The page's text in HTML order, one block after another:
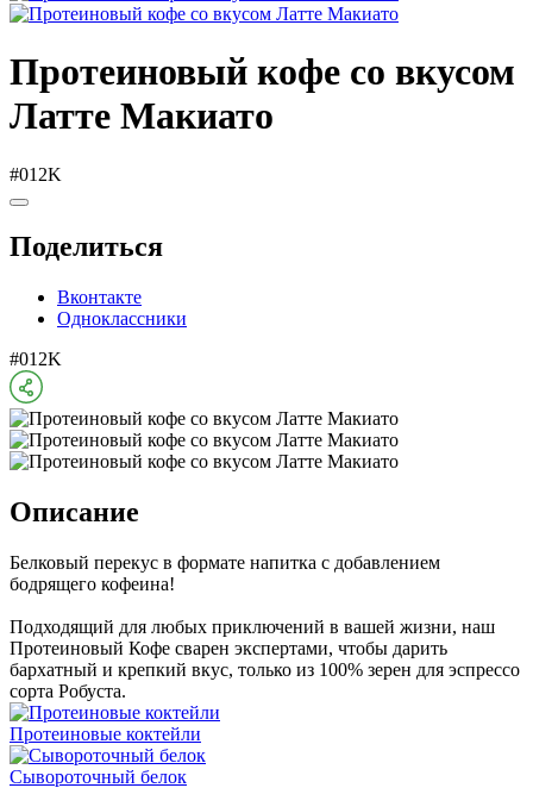
Протеиновый кофе со вкусом
Латте Макиато
#012K
Поделиться
Вконтакте
Одноклассники
#012K
Описание
Белковый перекус в формате напитка с добавлением
бодрящего кофеина!
Подходящий для любых приключений в вашей жизни, наш
Протеиновый Кофе сварен экспертами, чтобы дарить
бархатный и крепкий вкус, только из 100% зерен для эспрессо
сорта Робуста.
Протеиновые коктейли
Сывороточный белок